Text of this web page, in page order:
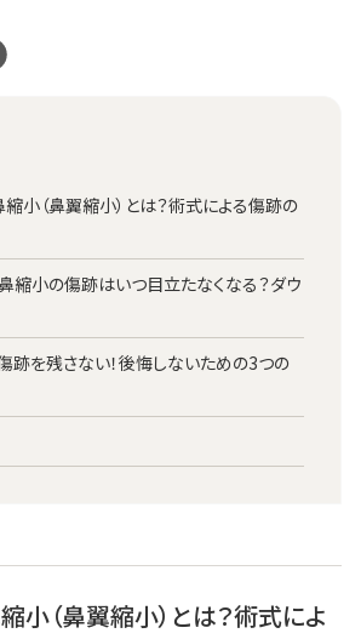
縮小（鼻翼縮小）とは？術式による傷跡の
鼻縮小の傷跡はいつ目立たなくなる？ダウ
跡を残さない！後悔しないための3つの
小（鼻翼縮小）とは？術式によ